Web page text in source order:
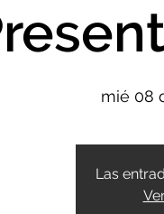
mié 08
Las